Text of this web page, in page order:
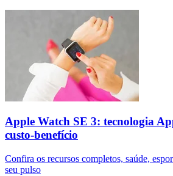
Apple Watch SE 3: tecnologia
custo-benefício
Confira os recursos completos, saúde,
seu pulso